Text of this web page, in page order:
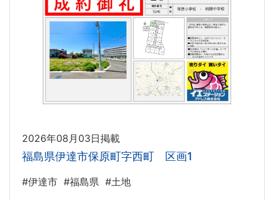
2026年08月03日掲載
福島県伊達市保原町字西町 区画1
#伊達市 #福島県 #土地